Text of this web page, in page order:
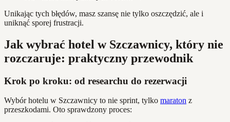
Unikając tych błędów, masz szansę nie tylko oszczędzić, ale i
uniknąć sporej frustracji.
Jak wybrać hotel w Szczawnicy, który nie
rozczaruje: praktyczny przewodnik
Krok po kroku: od researchu do rezerwacji
Wybór hotelu w Szczawnicy to nie sprint, tylko maraton z
przeszkodami. Oto sprawdzony proces: